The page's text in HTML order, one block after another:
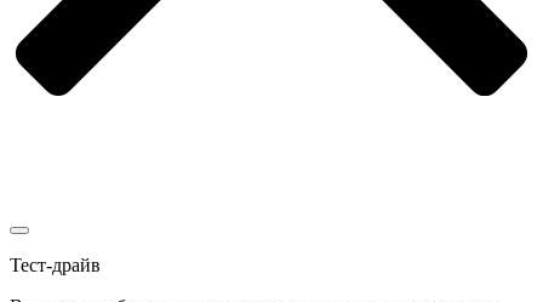
Тест-драйв